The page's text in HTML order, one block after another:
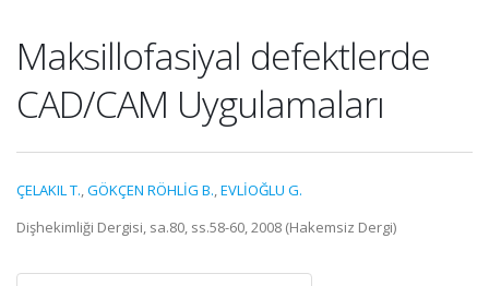
Maksillofasiyal defektlerde
CAD/CAM Uygulamaları
ÇELAKIL T.,GÖKÇEN RÖHLİG B.,EVLİOĞLU G.
Dişhekimliği Dergisi, sa.80, ss.58-60, 2008 (Hakemsiz Dergi)